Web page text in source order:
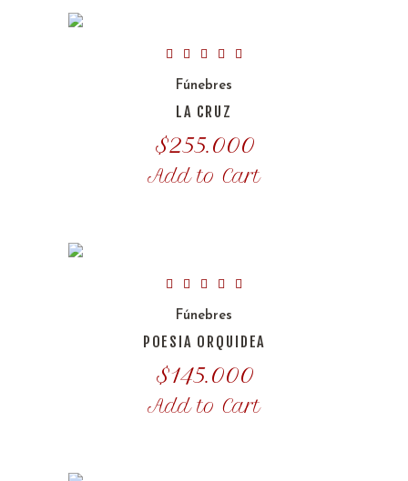
Fúnebres
LA CRUZ
$255.000
Add to Cart
Fúnebres
POESIA ORQUIDEA
$145.000
Add to Cart